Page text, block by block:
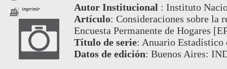
imprimir Autor Institucional : Instituto
Artículo: Consideraciones sobre la
Encuesta Permanente de Hogares
Título de serie: Anuario Estadístico
Datos de edición: Buenos Aires: